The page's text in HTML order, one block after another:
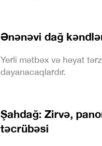
Ənənəvi dağ
Yerli mətbəx və həyat
dayanacaqlardır.
Şahdağ: Zirvə,
təcrübəsi